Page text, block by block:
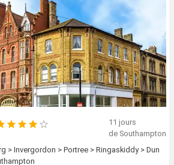
11 jours
de Southampton
> Invergordon > Portree > Ringaskiddy > Dun